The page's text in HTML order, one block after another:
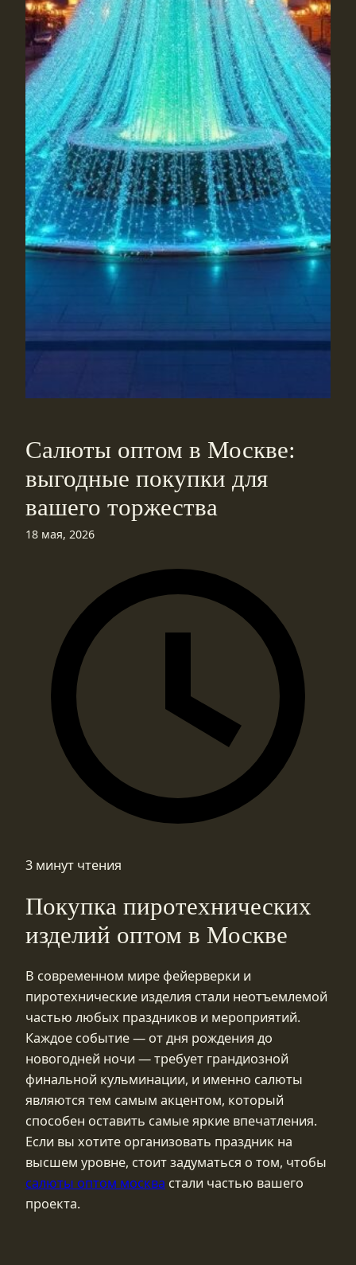
Салюты оптом в Москве:
выгодные покупки для
вашего торжества
18 мая, 2026
3 минут чтения
Покупка пиротехнических
изделий оптом в Москве
В современном мире фейерверки и
пиротехнические изделия стали неотъемлемой
частью любых праздников и мероприятий.
Каждое событие — от дня рождения до
новогодней ночи — требует грандиозной
финальной кульминации, и именно салюты
являются тем самым акцентом, который
способен оставить самые яркие впечатления.
Если вы хотите организовать праздник на
высшем уровне, стоит задуматься о том, чтобы
салюты оптом москва стали частью вашего
проекта.